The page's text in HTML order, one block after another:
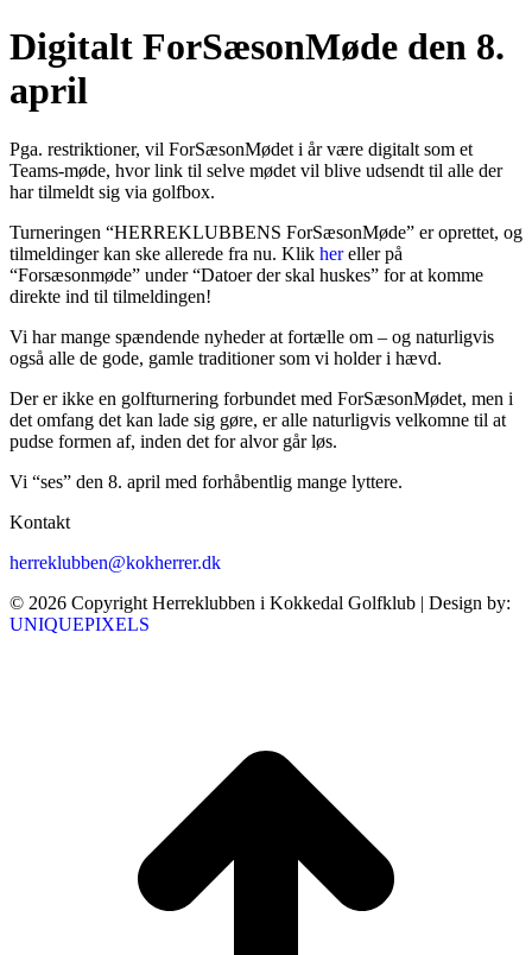
Digitalt ForSæsonMøde den 8.
april
Pga. restriktioner, vil ForSæsonMødet i år være digitalt som et
Teams-møde, hvor link til selve mødet vil blive udsendt til alle der
har tilmeldt sig via golfbox.
Turneringen “HERREKLUBBENS ForSæsonMøde” er oprettet, og
tilmeldinger kan ske allerede fra nu. Klik hereller på
“Forsæsonmøde” under “Datoer der skal huskes” for at komme
direkte ind til tilmeldingen!
Vi har mange spændende nyheder at fortælle om – og naturligvis
også alle de gode, gamle traditioner som vi holder i hævd.
Der er ikke en golfturnering forbundet med ForSæsonMødet, men i
det omfang det kan lade sig gøre, er alle naturligvis velkomne til at
pudse formen af, inden det for alvor går løs.
Vi “ses” den 8. april med forhåbentlig mange lyttere.
Kontakt
herreklubben@kokherrer.dk
© 2026 Copyright Herreklubben i Kokkedal Golfklub | Design by:
UNIQUEPIXELS